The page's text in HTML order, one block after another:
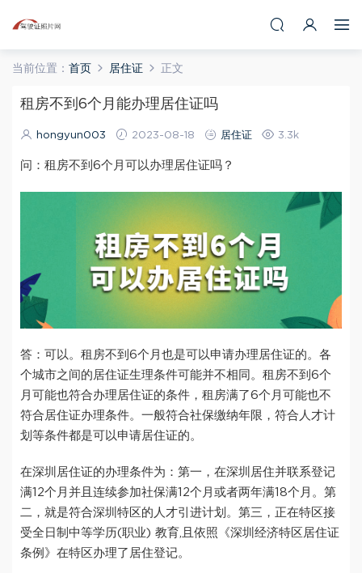
当前位置： 首页 居住证 正文
租房不到6个月能办理居住证吗
hongyun003 2023-08-18 居住证 3.3k
问：租房不到6个月可以办理居住证吗？
答：可以。租房不到6个月也是可以申请办理居住证的。各
个城市之间的居住证生理条件可能并不相同。租房不到6个
月可能也符合办理居住证的条件，租房满了6个月可能也不
符合居住证办理条件。一般符合社保缴纳年限，符合人才计
划等条件都是可以申请居住证的。
在深圳居住证的办理条件为：第一，在深圳居住并联系登记
满12个月并且连续参加社保满12个月或者两年满18个月。第
二，就是符合深圳特区的人才引进计划。第三，正在特区接
受全日制中等学历(职业) 教育,且依照《深圳经济特区居住证
条例》在特区办理了居住登记。